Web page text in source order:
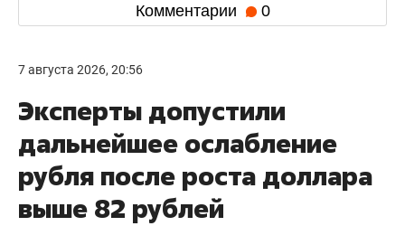
Комментарии 0
7 августа 2026, 20:56
Эксперты допустили
дальнейшее ослабление
рубля после роста доллара
выше 82 рублей